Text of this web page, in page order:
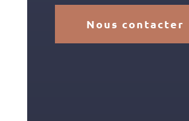
Nous contacter